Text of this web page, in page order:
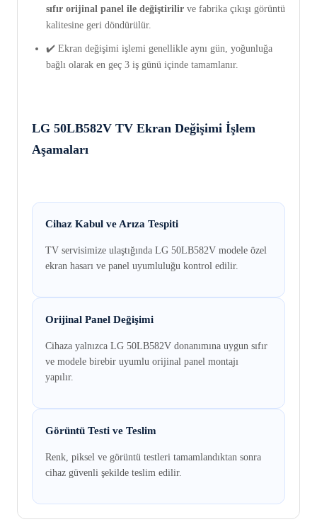
sıfır orijinal panel ile değiştirilir ve fabrika çıkışı görüntü
kalitesine geri döndürülür.
✔️ Ekran değişimi işlemi genellikle aynı gün, yoğunluğa
bağlı olarak en geç 3 iş günü içinde tamamlanır.
LG 50LB582V TV Ekran Değişimi İşlem
Aşamaları
Cihaz Kabul ve Arıza Tespiti
TV servisimize ulaştığında LG 50LB582V modele özel
ekran hasarı ve panel uyumluluğu kontrol edilir.
Orijinal Panel Değişimi
Cihaza yalnızca LG 50LB582V donanımına uygun sıfır
ve modele birebir uyumlu orijinal panel montajı
yapılır.
Görüntü Testi ve Teslim
Renk, piksel ve görüntü testleri tamamlandıktan sonra
cihaz güvenli şekilde teslim edilir.